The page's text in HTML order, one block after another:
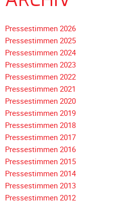
Unterfahrschutz
-
Erfolge
Unterfahrschutz
-
Technik
Unterfahrschutz
Kompatibilität
Unterfahrschutz
-
mit
in
Absenkung
Pressestimmen 2026
Pressestimmen 2025
Pressestimmen 2024
Pressestimmen 2023
Pressestimmen 2022
Pressestimmen 2021
Pressestimmen 2020
Pressestimmen 2019
Pressestimmen 2018
Navigation
überspringen
Pressestimmen 2017
Pressestimmen 2016
Pressestimmen 2015
Pressestimmen 2014
Pressestimmen 2013
Pressestimmen 2012